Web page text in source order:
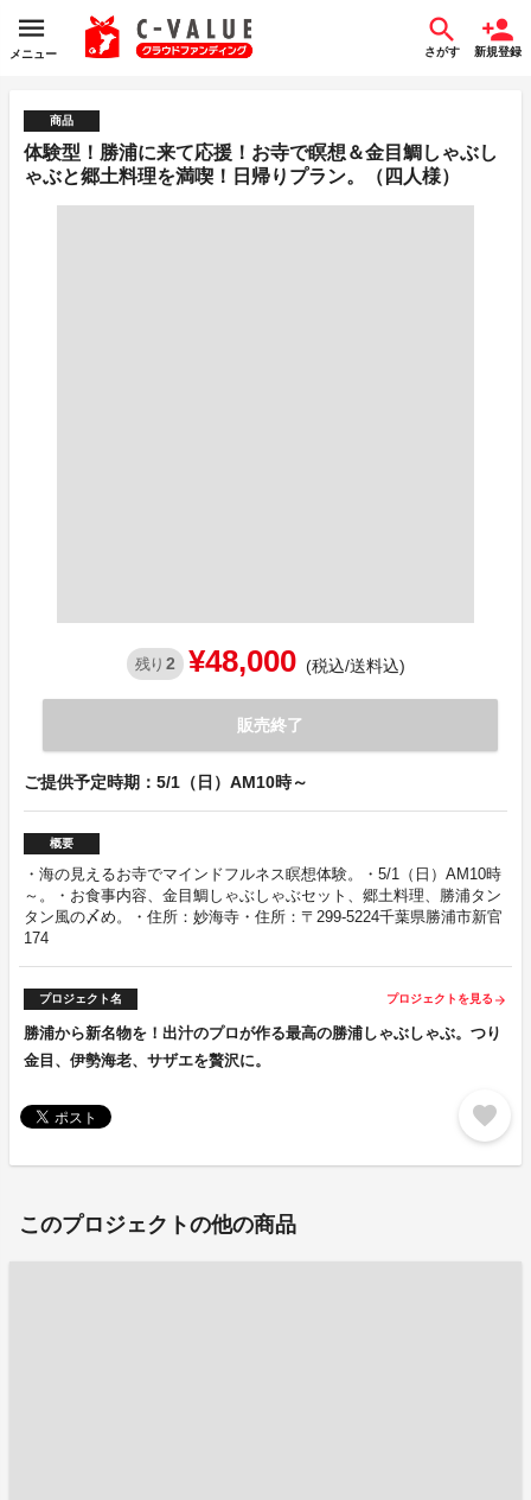
メニュー さがす 新規登録
商品
体験型！勝浦に来て応援！お寺で瞑想＆金目鯛しゃぶし
ゃぶと郷土料理を満喫！日帰りプラン。（四人様）
残り 2 ¥48,000 (税込/送料込)
販売終了
ご提供予定時期：5/1（日）AM10時～
概要
・海の見えるお寺でマインドフルネス瞑想体験。・5/1（日）AM10時
～。・お食事内容、金目鯛しゃぶしゃぶセット、郷土料理、勝浦タン
タン風の〆め。・住所：妙海寺・住所：〒299-5224千葉県勝浦市新官
174
プロジェクト名 プロジェクトを見る arrow_forward
勝浦から新名物を！出汁のプロが作る最高の勝浦しゃぶしゃぶ。つり
金目、伊勢海老、サザエを贅沢に。
favorite
このプロジェクトの他の商品